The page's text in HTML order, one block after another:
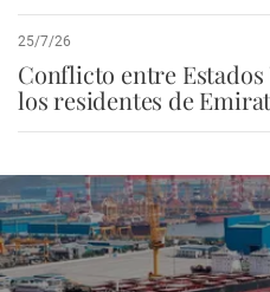
25/7/26
Conflicto entre
los residentes de